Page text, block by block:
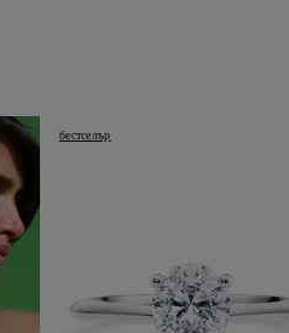
бестселър